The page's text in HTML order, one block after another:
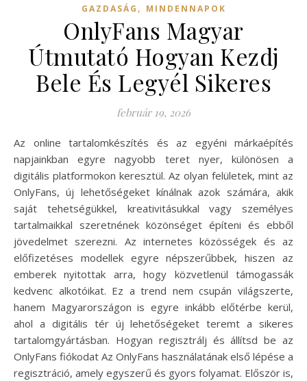
GAZDASÁG , MINDENNAPOK
OnlyFans Magyar
Útmutató Hogyan Kezdj
Bele És Legyél Sikeres
február 19, 2026
Az online tartalomkészítés és az egyéni márkaépítés
napjainkban egyre nagyobb teret nyer, különösen a
digitális platformokon keresztül. Az olyan felületek, mint az
OnlyFans, új lehetőségeket kínálnak azok számára, akik
saját tehetségükkel, kreativitásukkal vagy személyes
tartalmaikkal szeretnének közönséget építeni és ebből
jövedelmet szerezni. Az internetes közösségek és az
előfizetéses modellek egyre népszerűbbek, hiszen az
emberek nyitottak arra, hogy közvetlenül támogassák
kedvenc alkotóikat. Ez a trend nem csupán világszerte,
hanem Magyarországon is egyre inkább előtérbe kerül,
ahol a digitális tér új lehetőségeket teremt a sikeres
tartalomgyártásban. Hogyan regisztrálj és állítsd be az
OnlyFans fiókodat Az OnlyFans használatának első lépése a
regisztráció, amely egyszerű és gyors folyamat. Először is,